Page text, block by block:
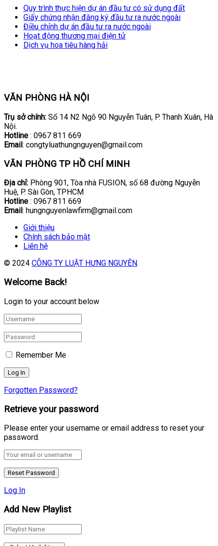
Quy trình thực hiện dự án đầu tư có sử dụng đất
Giấy chứng nhận đăng ký đầu tư ra nước ngoài
Điều chỉnh dự án đầu tư ra nước ngoài
Hoạt động thương mại điện tử
Dịch vụ hoa tiêu hàng hải
VĂN PHÒNG HÀ NỘI
Trụ sở chính: Số 14 N2 Ngõ 90 Nguyễn Tuân, P. Thanh Xuân, Hà
Nội.
Hotline : 0967 811 669
Email: congtyluathungnguyen@gmail.com
VĂN PHÒNG TP HỒ CHÍ MINH
Địa chỉ: Phòng 901, Tòa nhà FUSION, số 68 đường Nguyễn
Huệ, P. Sài Gòn, TPHCM
Hotline : 0967 811 669
Email : hungnguyenlawfirm@gmail.com
Giới thiệu
Chính sách bảo mật
Liên hệ
© 2024 CÔNG TY LUẬT HƯNG NGUYÊN.
Welcome Back!
Login to your account below
Remember Me
Forgotten Password?
Retrieve your password
Please enter your username or email address to reset your
password.
Log In
Add New Playlist